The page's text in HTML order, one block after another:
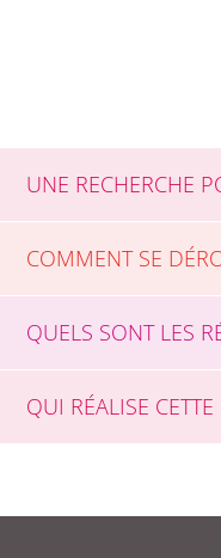
UNE RECHERCHE
COMMENT SE
QUELS SONT LES
QUI RÉALISE